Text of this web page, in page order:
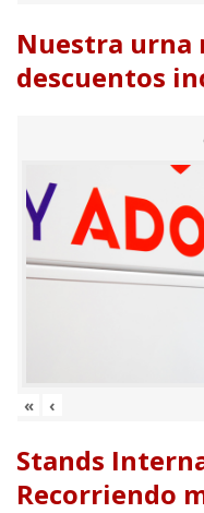
Nuestra urna
descuentos
« ‹
Stands
Recorriendo